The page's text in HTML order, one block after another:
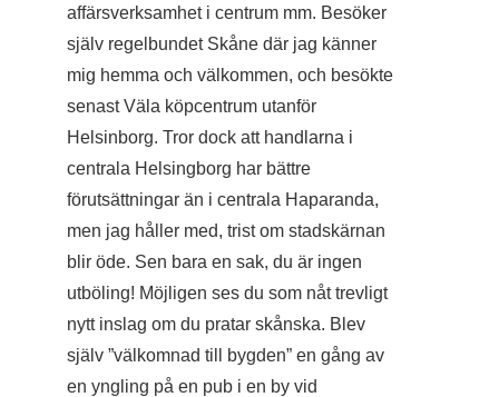
affärsverksamhet i centrum mm. Besöker
själv regelbundet Skåne där jag känner
mig hemma och välkommen, och besökte
senast Väla köpcentrum utanför
Helsinborg. Tror dock att handlarna i
centrala Helsingborg har bättre
förutsättningar än i centrala Haparanda,
men jag håller med, trist om stadskärnan
blir öde. Sen bara en sak, du är ingen
utböling! Möjligen ses du som nåt trevligt
nytt inslag om du pratar skånska. Blev
själv ”välkomnad till bygden” en gång av
en yngling på en pub i en by vid